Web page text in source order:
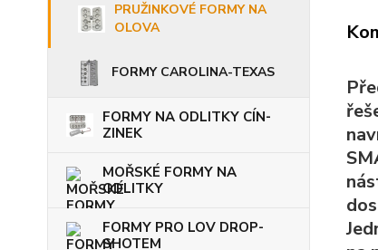
PRUŽINKOVÉ FORMY NA
OLOVA
FORMY CAROLINA-TEXAS
FORMY NA ODLITKY CÍN-
ZINEK
MOŘSKÉ FORMY NA
ODLITKY
FORMY PRO LOV DROP-
SHOTEM